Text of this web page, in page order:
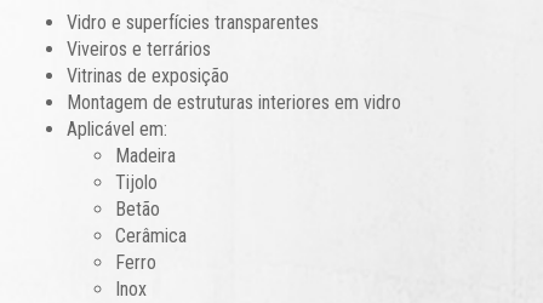
Vidro e superfícies transparentes
Viveiros e terrários
Vitrinas de exposição
Montagem de estruturas interiores em vidro
Aplicável em:
Madeira
Tijolo
Betão
Cerâmica
Ferro
Inox